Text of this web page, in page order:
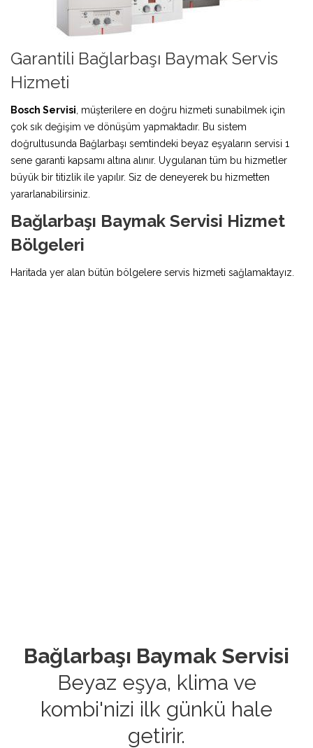
Garantili Bağlarbaşı Baymak Servis
Hizmeti
Bosch Servisi , müşterilere en doğru hizmeti sunabilmek için
çok sık değişim ve dönüşüm yapmaktadır. Bu sistem
doğrultusunda Bağlarbaşı semtindeki beyaz eşyaların servisi 1
sene garanti kapsamı altına alınır. Uygulanan tüm bu hizmetler
büyük bir titizlik ile yapılır. Siz de deneyerek bu hizmetten
yararlanabilirsiniz.
Bağlarbaşı Baymak Servisi Hizmet
Bölgeleri
Haritada yer alan bütün bölgelere servis hizmeti sağlamaktayız.
Bağlarbaşı Baymak Servisi
Beyaz eşya, klima ve
kombi'nizi ilk günkü hale
getirir.